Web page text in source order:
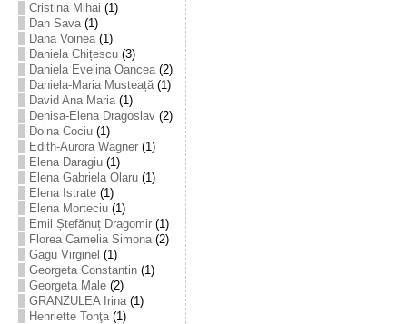
Cristina Mihai (1)
Dan Sava(1)
Dana Voinea(1)
Daniela Chițescu(3)
Daniela Evelina Oancea(2)
Daniela-Maria Musteață(1)
David Ana Maria(1)
Denisa-Elena Dragoslav(2)
Doina Cociu(1)
Edith-Aurora Wagner(1)
Elena Daragiu(1)
Elena Gabriela Olaru(1)
Elena Istrate(1)
Elena Morteciu(1)
Emil Ștefănuț Dragomir(1)
Florea Camelia Simona(2)
Gagu Virginel (1)
Georgeta Constantin(1)
Georgeta Male(2)
GRANZULEA Irina(1)
Henriette Tonţa(1)